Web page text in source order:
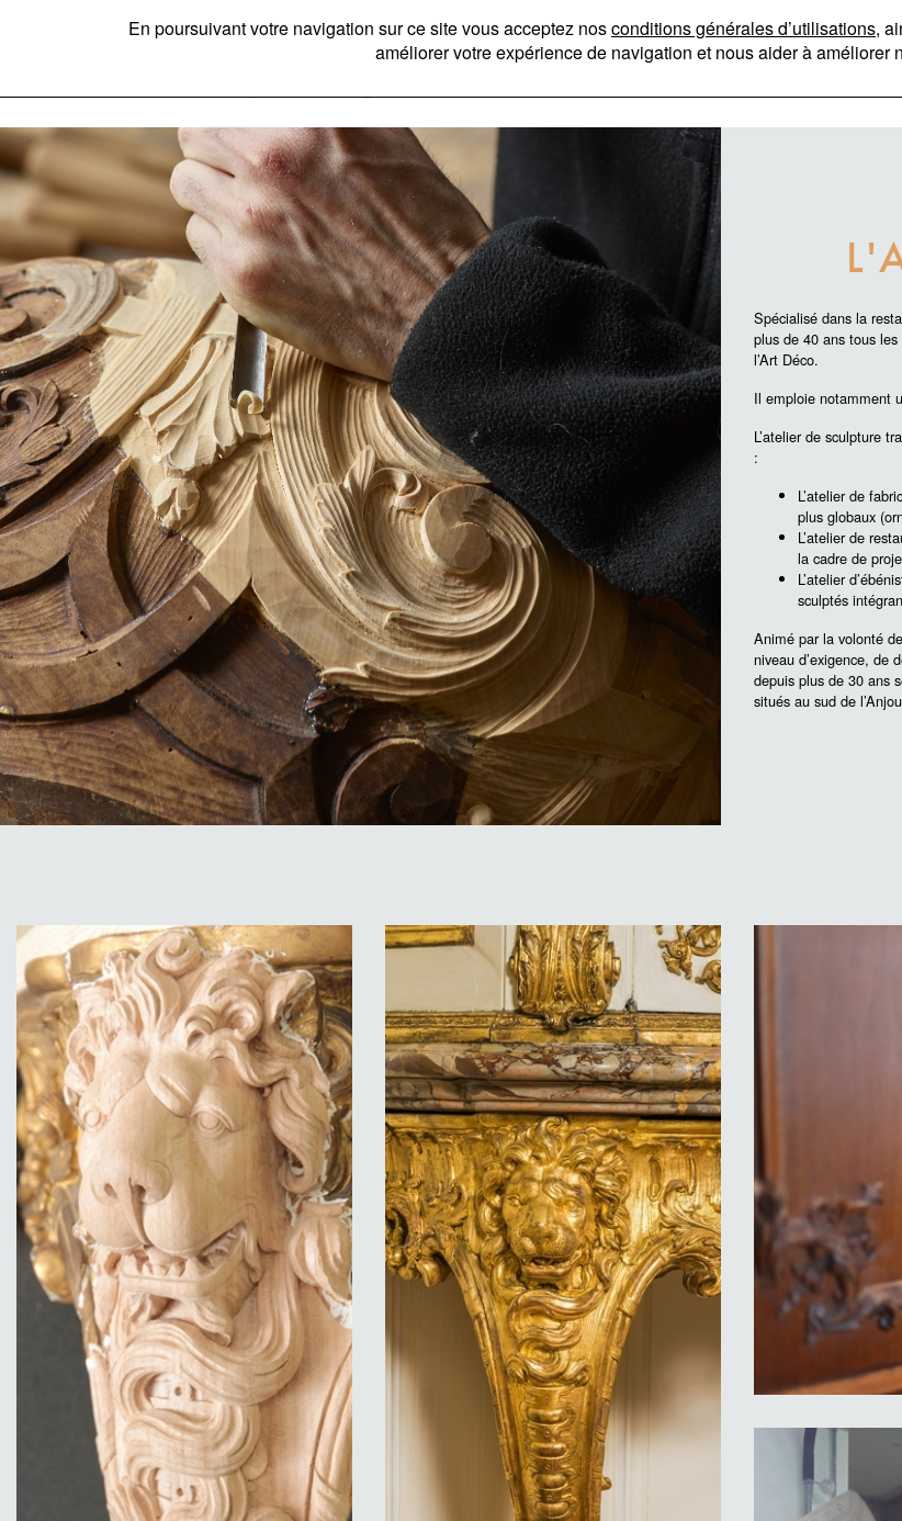
En poursuivant votre navigation sur ce site vous acceptez nosconditions générales d’utilisations,
améliorer votre expérience de navigation et nous aider à améliorer
MENU ATELIERS DE LA
PRÉSENTATION NOS MÉTIERS
Spécialisé dans la
plus de 40 ans tous
l’Art Déco.
Il emploie notamment
L’atelier de sculpture
:
L’atelier de
plus globaux
L’atelier de
la cadre de
L’atelier
sculptés
Animé par la volonté
niveau d’exigence, de
depuis plus de 30 ans
situés au sud de
BNF Salon Louis XV-restitution sur une
console sculptée©AteliersdelaChapelle
BNF Salon Louis XV-restitution sur une
console sculptée état
final©AteliersdelaChapelle